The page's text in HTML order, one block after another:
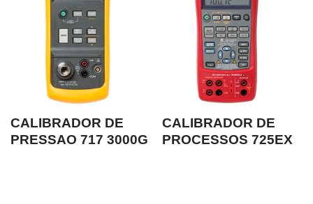
CALIBRADOR DE
PRESSAO 717 3000G
CALIBRADOR DE
PROCESSOS 725EX